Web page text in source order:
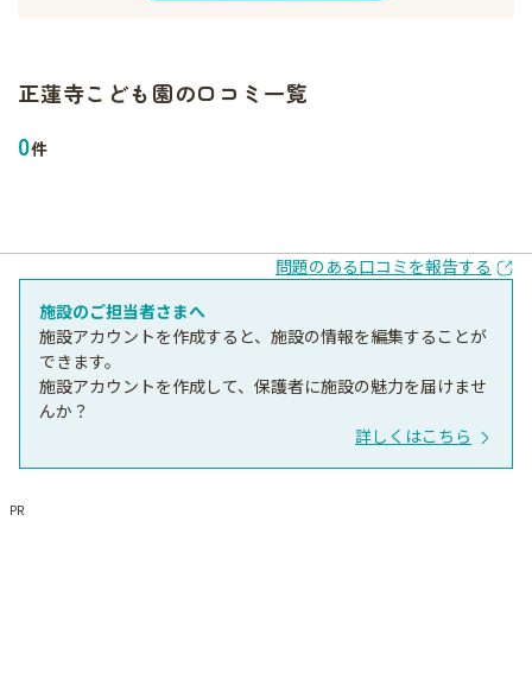
正蓮寺こども園の口コミ一覧
0件
問題のある口コミを報告する
施設のご担当者さまへ
施設アカウントを作成すると、施設の情報を編集することが
できます。
施設アカウントを作成して、保護者に施設の魅力を届けませ
んか？
詳しくはこちら
PR